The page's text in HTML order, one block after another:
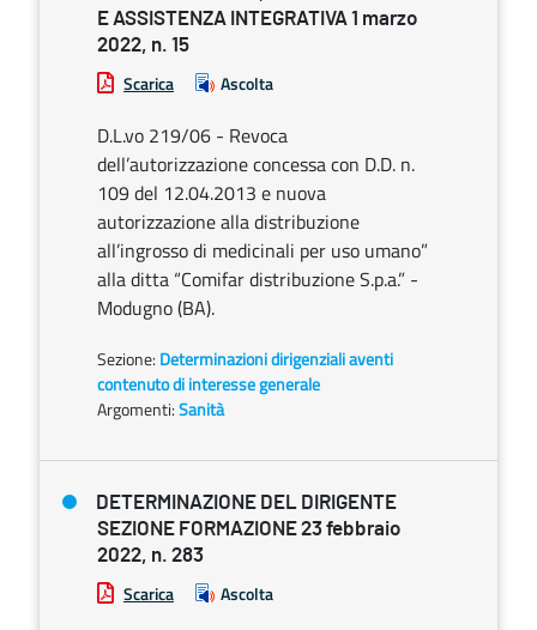
E ASSISTENZA INTEGRATIVA 1 marzo
2022, n. 15
Scarica Ascolta
D.L.vo 219/06 - Revoca
dell’autorizzazione concessa con D.D. n.
109 del 12.04.2013 e nuova
autorizzazione alla distribuzione
all’ingrosso di medicinali per uso umano”
alla ditta “Comifar distribuzione S.p.a.” -
Modugno (BA).
Sezione: Determinazioni dirigenziali aventi
contenuto di interesse generale
Argomenti:Sanità
DETERMINAZIONE DEL DIRIGENTE
SEZIONE FORMAZIONE 23 febbraio
2022, n. 283
Scarica Ascolta